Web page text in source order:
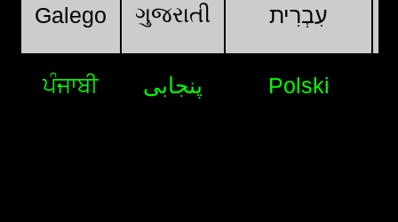
Galego ગુજરાતી עִבְרִית
ਪੰਜਾਬੀ پنجابی Polski